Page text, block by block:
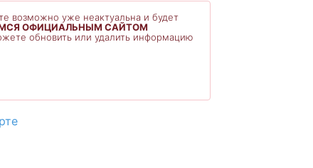
возможно уже неактуальна и будет
ОФИЦИАЛЬНЫМ САЙТОМ
обновить или удалить информацию